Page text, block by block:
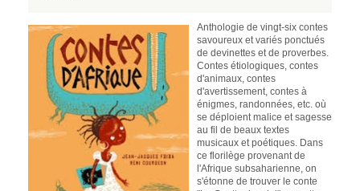
Anthologie de vingt-six contes
savoureux et variés ponctués
de devinettes et de proverbes.
Contes étiologiques, contes
d'animaux, contes
d'avertissement, contes à
énigmes, randonnées, etc. où
se déploient malice et sagesse
au fil de beaux textes
musicaux et poétiques. Dans
ce florilège provenant de
l'Afrique subsaharienne, on
s'étonne de trouver le conte